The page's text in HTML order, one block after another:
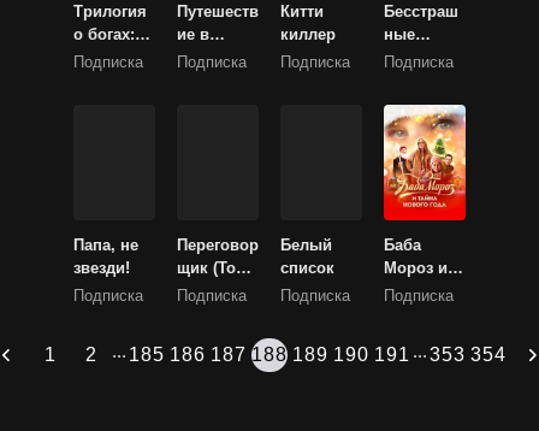
Трилогия
о богах:
Царство
Подписка
Путешеств
ие в
Вифлеем
Подписка
Китти
киллер
Подписка
Бесстраш
ные
летуны
Подписка
Папа, не
звезди!
Подписка
Переговор
щик (Торг,
Переговор
Подписка
Белый
список
Подписка
Баба
Мороз и
тайна
Подписка
1 2 ... 185 186 187 188 189 190 191 ...353 354